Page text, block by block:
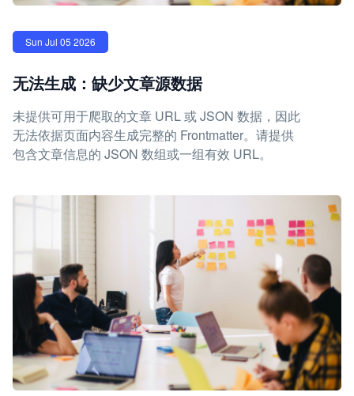
Sun Jul 05 2026
无法生成：缺少文章源数据
未提供可用于爬取的文章 URL 或 JSON 数据，因此
无法依据页面内容生成完整的 Frontmatter。请提供
包含文章信息的 JSON 数组或一组有效 URL。